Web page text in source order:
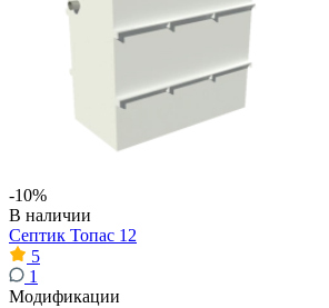
-10%
В наличии
Септик Топас 12
5
1
Модификации